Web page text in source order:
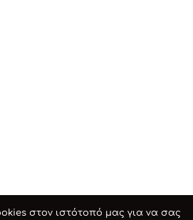
στον ιστότοπό μας για να σας